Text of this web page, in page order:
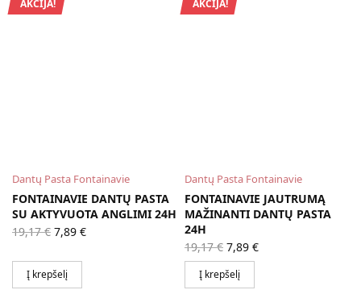
AKCIJA!
Dantų Pasta Fontainavie
FONTAINAVIE DANTŲ PASTA
SU AKTYVUOTA ANGLIMI 24H
19,17€ Original
price
19,17 €.
7,89 €Current
Į krepšelį
AKCIJA!
Dantų Pasta Fontainavie
FONTAINAVIE JAUTRUMĄ
MAŽINANTI DANTŲ PASTA
24H
19,17€ Original
price
was:
19,17 €.
7,89 €Current
Į krepšelį